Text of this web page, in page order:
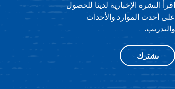
اقرأ النشرة الإخبارية لدينا للحصول
على أحدث الموارد والأحداث
والتدريب.
يشترك